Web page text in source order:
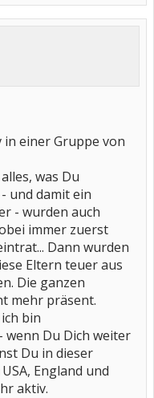
einer Gruppe von
was Du
und damit ein
- wurden auch
immer zuerst
Dann wurden
Eltern teuer aus
Die ganzen
mehr präsent.
bin
wenn Du Dich weiter
Du in dieser
England und
aktiv.